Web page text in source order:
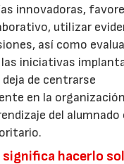
innovadoras,
utilizar
así como
iniciativas
de centrarse
en la
del alumnado
significa hacerlo